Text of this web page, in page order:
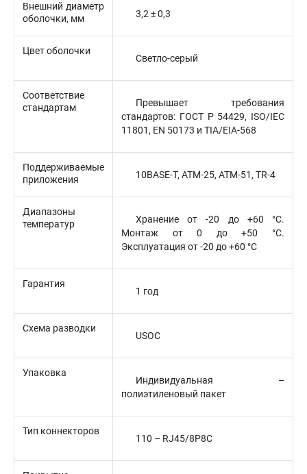
Внешний диаметр
оболочки, мм
3,2 ± 0,3
Цвет оболочки
Светло-серый
Соответствие
стандартам
Превышает требования
стандартов: ГОСТ Р 54429, ISO/IEC
11801, EN 50173 и TIA/EIA-568
Поддерживаемые
приложения
10BASE-T, ATM-25, ATM-51, TR-4
Диапазоны
температур
Хранение от -20 до +60 °C.
Монтаж от 0 до +50 °C.
Эксплуатация от -20 до +60 °C
Гарантия
1 год
Схема разводки
USOC
Упаковка
Индивидуальная –
полиэтиленовый пакет
Тип коннекторов
110 – RJ45/8P8C